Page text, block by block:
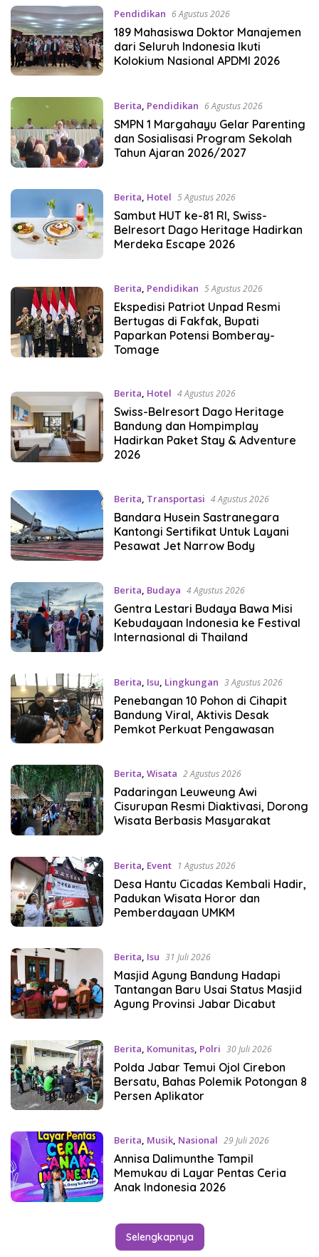
Pendidikan 6 Agustus 2026
189 Mahasiswa Doktor Manajemen
dari Seluruh Indonesia Ikuti
Kolokium Nasional APDMI 2026
Berita, Pendidikan 6 Agustus 2026
SMPN 1 Margahayu Gelar Parenting
dan Sosialisasi Program Sekolah
Tahun Ajaran 2026/2027
Berita, Hotel 5 Agustus 2026
Sambut HUT ke-81 RI, Swiss-
Belresort Dago Heritage Hadirkan
Merdeka Escape 2026
Berita, Pendidikan 5 Agustus 2026
Ekspedisi Patriot Unpad Resmi
Bertugas di Fakfak, Bupati
Paparkan Potensi Bomberay-
Tomage
Berita, Hotel 4 Agustus 2026
Swiss-Belresort Dago Heritage
Bandung dan Hompimplay
Hadirkan Paket Stay & Adventure
2026
Berita, Transportasi 4 Agustus 2026
Bandara Husein Sastranegara
Kantongi Sertifikat Untuk Layani
Pesawat Jet Narrow Body
Berita, Budaya 4 Agustus 2026
Gentra Lestari Budaya Bawa Misi
Kebudayaan Indonesia ke Festival
Internasional di Thailand
Berita, Isu, Lingkungan 3 Agustus 2026
Penebangan 10 Pohon di Cihapit
Bandung Viral, Aktivis Desak
Pemkot Perkuat Pengawasan
Berita, Wisata 2 Agustus 2026
Padaringan Leuweung Awi
Cisurupan Resmi Diaktivasi, Dorong
Wisata Berbasis Masyarakat
Berita, Event 1 Agustus 2026
Desa Hantu Cicadas Kembali Hadir,
Padukan Wisata Horor dan
Pemberdayaan UMKM
Berita, Isu 31 Juli 2026
Masjid Agung Bandung Hadapi
Tantangan Baru Usai Status Masjid
Agung Provinsi Jabar Dicabut
Berita Komunitas, Polri 30 Juli 2026
Polda Jabar Temui Ojol Cirebon
Bersatu, Bahas Polemik Potongan 8
Persen Aplikator
Berita, Musik, Nasional 29 Juli 2026
Annisa Dalimunthe Tampil
Memukau di Layar Pentas Ceria
Anak Indonesia 2026
Selengkapnya